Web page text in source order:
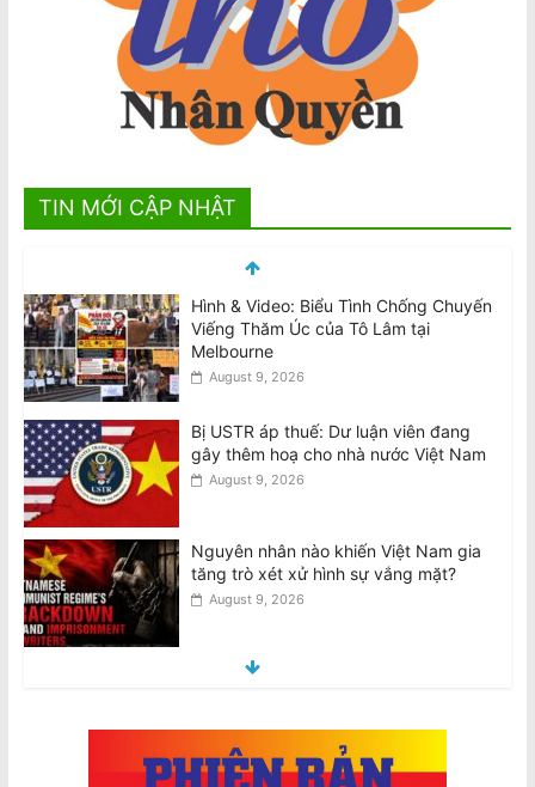
TIN MỚI CẬP NHẬT
Viếng Thăm Úc của Tô Lâm tại
Melbourne
August 9, 2026
Bị USTR áp thuế: Dư luận viên đang
August 9, 2026
August 9, 2026
Ban Chấp Hành 2026-30
Thiên Nguyễn bị buộc tội giết phụ nữ
gốc Việt, ngáp trong phiên tòa